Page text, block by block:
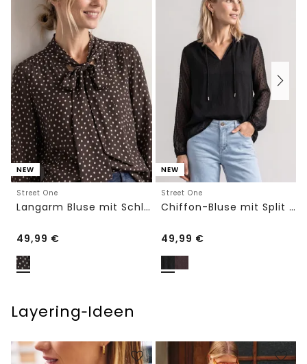
NEW
Street One
Langarm Bluse mit Schleifendetail
49,99 €
NEW
Street One
Chiffon-Bluse mit Split Neck und Bändern
49,99 €
Layering‑Ideen